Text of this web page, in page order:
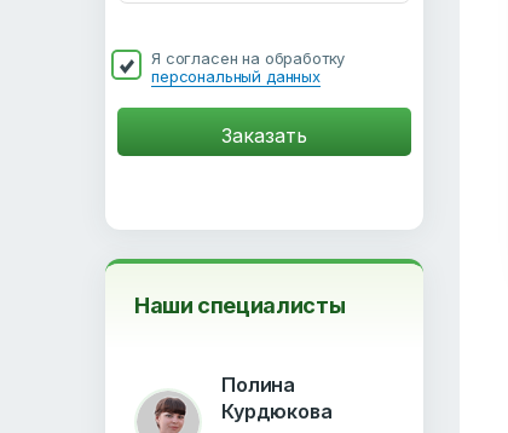
Я согласен на обработку
персональный данных
Наши специалисты
Полина
Курдюкова